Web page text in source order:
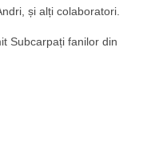
și alți colaboratori.
Subcarpați fanilor din